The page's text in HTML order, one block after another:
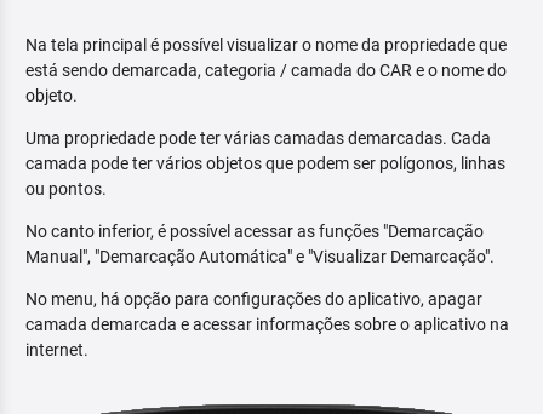
Na tela principal é possível visualizar o nome da propriedade que
está sendo demarcada, categoria / camada do CAR e o nome do
objeto.
Uma propriedade pode ter várias camadas demarcadas. Cada
camada pode ter vários objetos que podem ser polígonos, linhas
ou pontos.
No canto inferior, é possível acessar as funções "Demarcação
Manual", "Demarcação Automática" e "Visualizar Demarcação".
No menu, há opção para configurações do aplicativo, apagar
camada demarcada e acessar informações sobre o aplicativo na
internet.